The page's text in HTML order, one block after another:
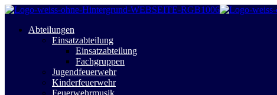
Abteilungen
Einsatzabteilung
Einsatzabteilung
Fachgruppen
Jugendfeuerwehr
Kinderfeuerwehr
Feuerwehrmusik